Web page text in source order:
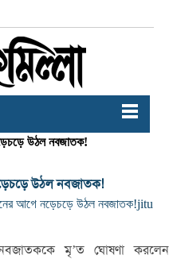
উঠল নবজাতক!
উঠল নবজাতক!
আগে নড়েচড়ে উঠল নবজাতক!jitu
মৃ’ত ঘোষণা করলেন